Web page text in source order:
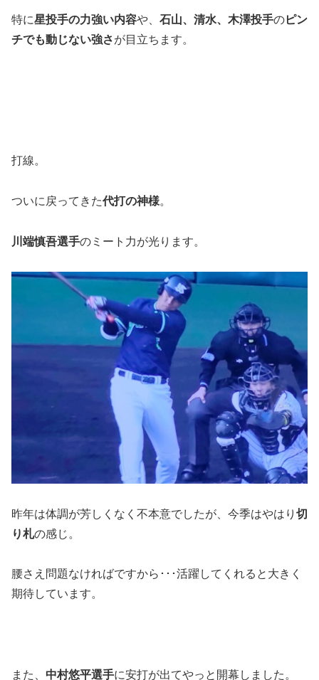
特に星投手の力強い内容や、 石山、清水、木澤投手のピン
チでも動じない強さが目立ちます。
打線。
ついに戻ってきた代打の神様。
川端慎吾選手のミート力が光ります。
昨年は体調が芳しくなく不本意でしたが、今季はやはり 切
り札の感じ。
腰さえ問題なければですから･･･活躍してくれると大きく
期待しています。
また、 中村悠平選手に安打が出てやっと開幕しました。